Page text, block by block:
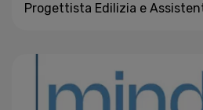
Progettista Edilizia e